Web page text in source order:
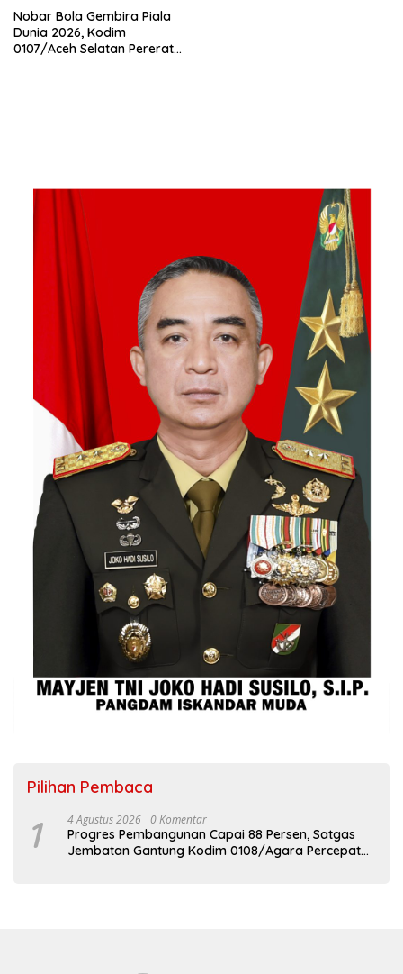
Nobar Bola Gembira Piala
Dunia 2026, Kodim
0107/Aceh Selatan Pererat
Pilihan Pembaca
1 4 Agustus 2026 0 Komentar
Progres Pembangunan Capai 88 Persen, Satgas
Jembatan Gantung Kodim 0108/Agara Percepat